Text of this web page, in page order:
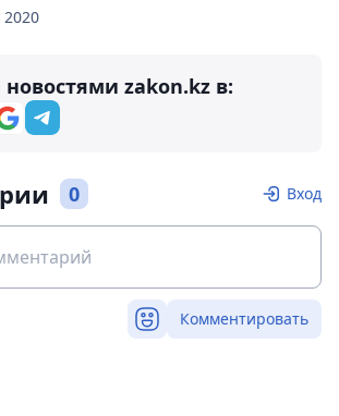
2020
новостями zakon.kz в:
0 Вход
Комментировать